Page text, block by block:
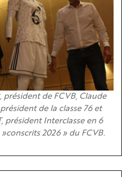
président de FCVB, Claude
de la classe 76 et
président Interclasse en 6
2026 » du FCVB.